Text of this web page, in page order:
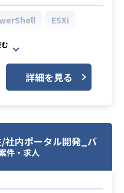
ESXi
Windows
作検証、試験、手順書
いただきます。
リプトの作成、ジョ
実施も担当していただ
詳細を見る
内ポータル開発_バ
件・求人